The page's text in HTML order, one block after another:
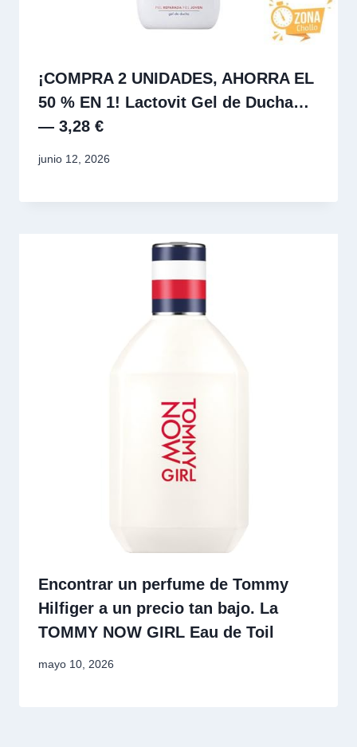
¡COMPRA 2 UNIDADES, AHORRA EL
50 % EN 1! Lactovit Gel de Ducha…
— 3,28 €
junio 12, 2026
Encontrar un perfume de Tommy
Hilfiger a un precio tan bajo. La
TOMMY NOW GIRL Eau de Toil
mayo 10, 2026